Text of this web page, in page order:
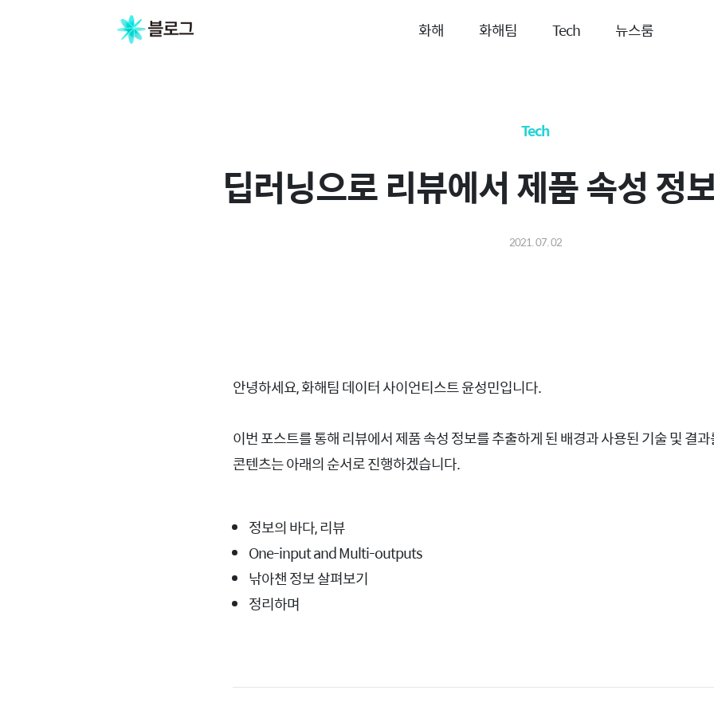
화해 화해팀 Tech 뉴스룸
Tech
딥러닝으로 리뷰에서 제품 속성 정
2021. 07. 02
안녕하세요, 화해팀 데이터 사이언티스트 윤성민입니다.
이번 포스트를 통해 리뷰에서 제품 속성 정보를 추출하게 된 배경과 사용된 기술 및 결
콘텐츠는 아래의 순서로 진행하겠습니다.
정보의 바다, 리뷰
One-input and Multi-outputs
낚아챈 정보 살펴보기
정리하며